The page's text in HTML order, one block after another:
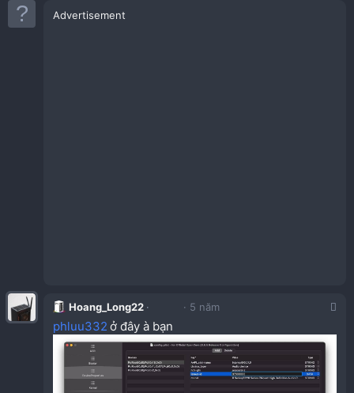
Advertisement
Hoang_Long22 5 năm
phluu332 ở đây à bạn